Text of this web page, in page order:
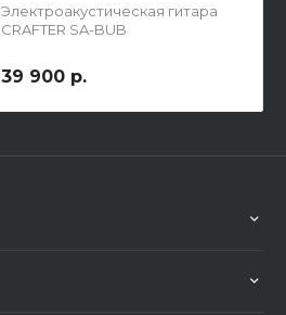
Электроакустическая гитара
CRAFTER SA-BUB
39 900 р.